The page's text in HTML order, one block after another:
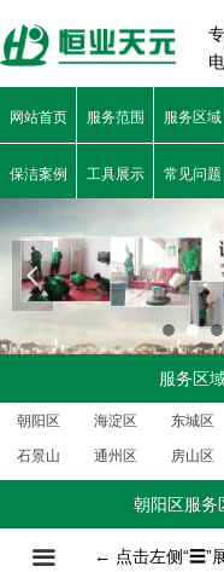
服务区
朝阳区 海淀区 东城区
石景山
通州区 房山区
朝阳区服务
끀 ← 点击左侧“☰”
保洁案例 工具展示 常见问题
网站首页 服务范围 服务区域
넳